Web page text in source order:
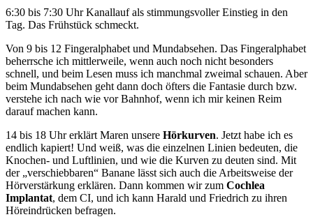
6:30 bis 7:30 Uhr Kanallauf als stimmungsvoller Einstieg in den
Tag. Das Frühstück schmeckt.
Von 9 bis 12 Fingeralphabet und Mundabsehen. Das Fingeralphabet
beherrsche ich mittlerweile, wenn auch noch nicht besonders
schnell, und beim Lesen muss ich manchmal zweimal schauen. Aber
beim Mundabsehen geht dann doch öfters die Fantasie durch bzw.
verstehe ich nach wie vor Bahnhof, wenn ich mir keinen Reim
darauf machen kann.
14 bis 18 Uhr erklärt Maren unsere Hörkurven. Jetzt habe ich es
endlich kapiert! Und weiß, was die einzelnen Linien bedeuten, die
Knochen- und Luftlinien, und wie die Kurven zu deuten sind. Mit
der „verschiebbaren“ Banane lässt sich auch die Arbeitsweise der
Hörverstärkung erklären. Dann kommen wir zum Cochlea
Implantat, dem CI, und ich kann Harald und Friedrich zu ihren
Höreindrücken befragen.